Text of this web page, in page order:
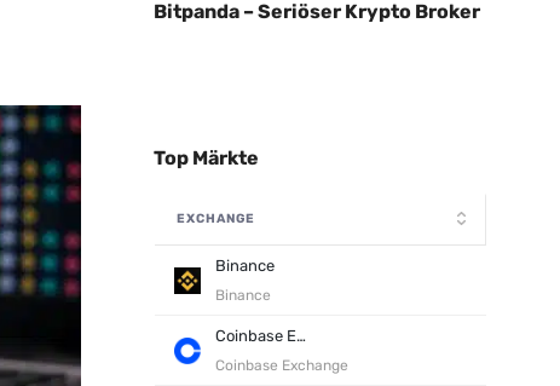
Bitpanda – Seriöser Krypto Broker
Top Märkte
EXCHANGE
Binance
Binance
Coinbase Exchange
Coinbase Exchange